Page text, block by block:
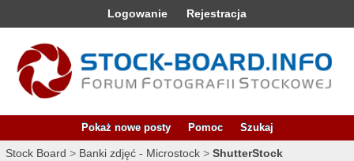
Logowanie Rejestracja
Pokaż nowe posty Pomoc Szukaj
Stock Board > Banki zdjęć - Microstock > ShutterStock